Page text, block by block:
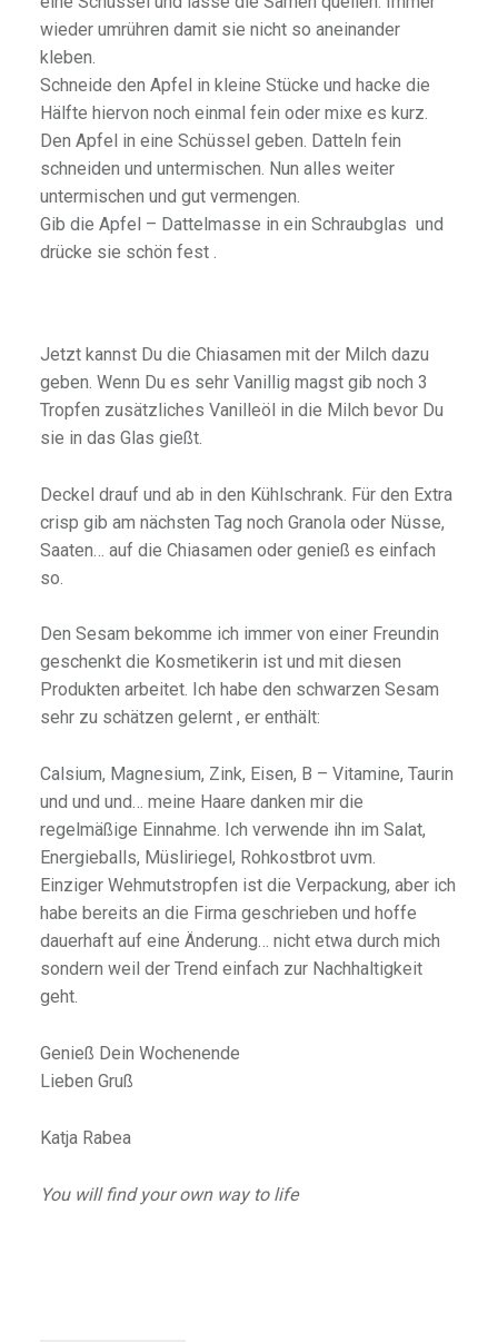
wieder umrühren damit sie nicht so aneinander
kleben.
Schneide den Apfel in kleine Stücke und hacke die
Hälfte hiervon noch einmal fein oder mixe es kurz.
Den Apfel in eine Schüssel geben. Datteln fein
schneiden und untermischen. Nun alles weiter
untermischen und gut vermengen.
Gib die Apfel – Dattelmasse in ein Schraubglas und
drücke sie schön fest .
Jetzt kannst Du die Chiasamen mit der Milch dazu
geben. Wenn Du es sehr Vanillig magst gib noch 3
Tropfen zusätzliches Vanilleöl in die Milch bevor Du
sie in das Glas gießt.
Deckel drauf und ab in den Kühlschrank. Für den Extra
crisp gib am nächsten Tag noch Granola oder Nüsse,
Saaten… auf die Chiasamen oder genieß es einfach
so.
Den Sesam bekomme ich immer von einer Freundin
geschenkt die Kosmetikerin ist und mit diesen
Produkten arbeitet. Ich habe den schwarzen Sesam
sehr zu schätzen gelernt , er enthält:
Calsium, Magnesium, Zink, Eisen, B – Vitamine, Taurin
und und und… meine Haare danken mir die
regelmäßige Einnahme. Ich verwende ihn im Salat,
Energieballs, Müsliriegel, Rohkostbrot uvm.
Einziger Wehmutstropfen ist die Verpackung, aber ich
habe bereits an die Firma geschrieben und hoffe
dauerhaft auf eine Änderung… nicht etwa durch mich
sondern weil der Trend einfach zur Nachhaltigkeit
geht.
Genieß Dein Wochenende
Lieben Gruß
Katja Rabea
You will find your own way to life